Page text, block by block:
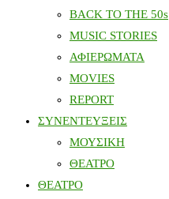
BACK TO THE 50s
MUSIC STORIES
ΑΦΙΕΡΩΜΑΤΑ
MOVIES
REPORT
ΣΥΝΕΝΤΕΥΞΕΙΣ
ΜΟΥΣΙΚΗ
ΘΕΑΤΡΟ
ΘΕΑΤΡΟ